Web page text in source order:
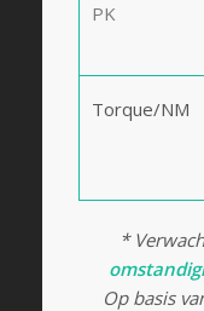
PK
Torque/NM
*
Op basis